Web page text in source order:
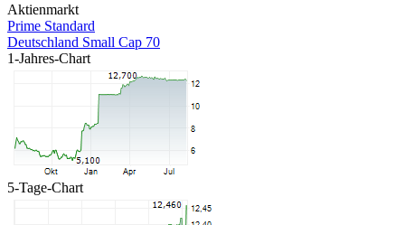
Aktienmarkt
Prime Standard
Deutschland Small Cap 70
1-Jahres-Chart
5-Tage-Chart